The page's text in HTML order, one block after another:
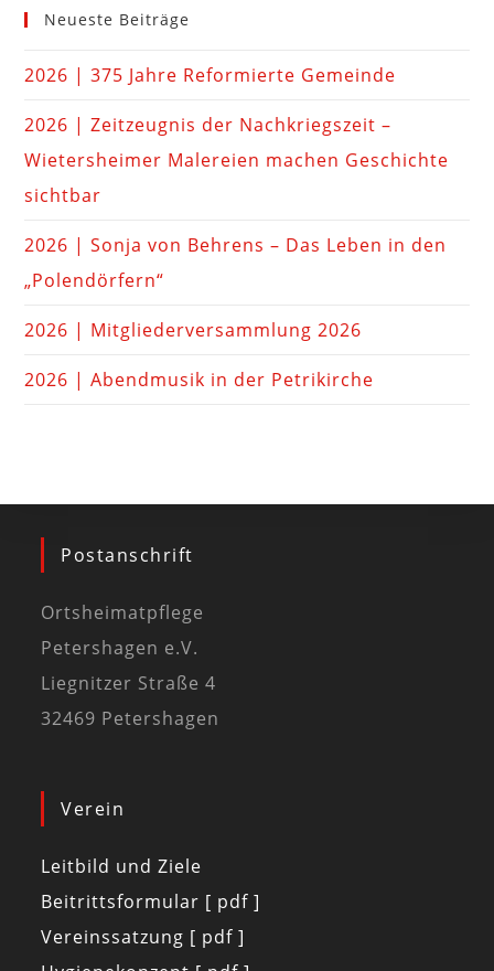
Neueste Beiträge
2026 | 375 Jahre Reformierte Gemeinde
2026 | Zeitzeugnis der Nachkriegszeit –
Wietersheimer Malereien machen Geschichte
sichtbar
2026 | Sonja von Behrens – Das Leben in den
„Polendörfern“
2026 | Mitgliederversammlung 2026
2026 | Abendmusik in der Petrikirche
Postanschrift
Ortsheimatpflege
Petershagen e.V.
Liegnitzer Straße 4
32469 Petershagen
Verein
Leitbild und Ziele
Beitrittsformular [ pdf ]
Vereinssatzung [ pdf ]